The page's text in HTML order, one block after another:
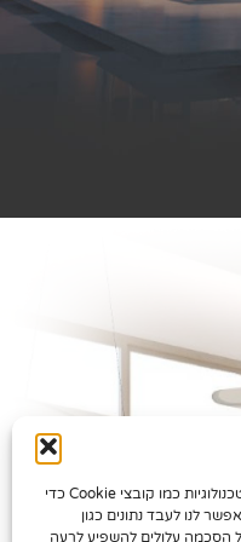
כדי לספק את חוויות המשתמש הטובות ביותר, אנו משתמשים בטכנולוגיות כמו קובצי Cookie כדי
לנו לעבד נתונים כגון
הסכמה עלולים להשפיע לרעה